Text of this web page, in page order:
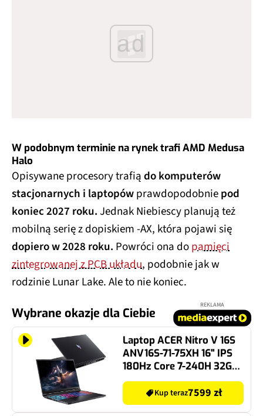
ad
W podobnym terminie na rynek trafi AMD Medusa
Halo
Opisywane procesory trafiądo komputerów
stacjonarnych i laptopówprawdopodobniepod
koniec 2027 roku. Jednak Niebiescy planują też
mobilną serię z dopiskiem -AX, która pojawi się
dopiero w 2028 roku. Powróci ona dopamięci
zintegrowanej z PCB układu, podobnie jak w
rodzinie Lunar Lake. Ale to nie koniec.
Wybrane okazje dla Ciebie
REKLAMA
Laptop ACER Nitro V 16S
ANV16S-71-75XH 16" IPS
180Hz Core 7-240H 32GB
RTX5070 DLSS 4, Funkcje
AI
Kup teraz7599 zł